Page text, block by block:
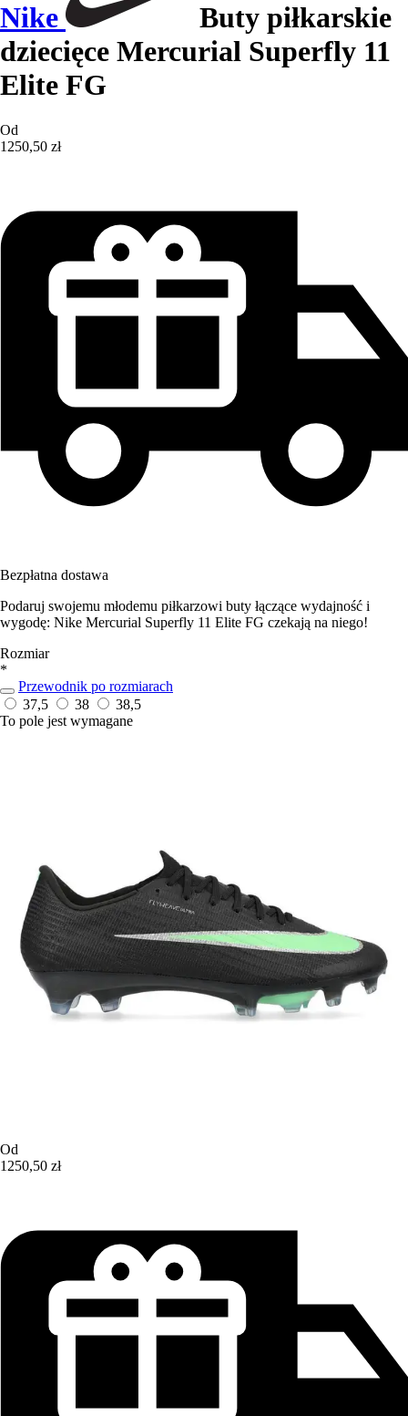
Nike
Buty piłkarskie
dziecięce Mercurial Superfly 11
Elite FG
Od
1250,50 zł
Bezpłatna dostawa
Podaruj swojemu młodemu piłkarzowi buty łączące wydajność i
wygodę: Nike Mercurial Superfly 11 Elite FG czekają na niego!
Rozmiar
*
Przewodnik po rozmiarach
37,5
38
38,5
To pole jest wymagane
Od
1250,50 zł